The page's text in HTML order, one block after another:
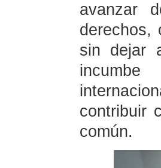
avanzar
derechos,
sin dejar
incumbe
contribuir
común.